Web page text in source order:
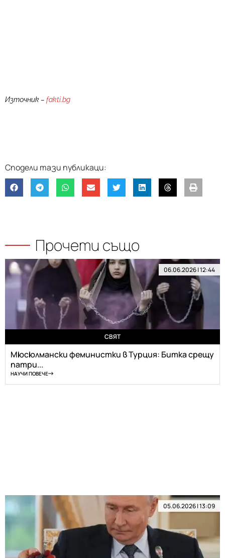
Източник – fakti.bg
Прочети също
06.06.2026 | 12:44
СВЯТ
Мюсюлмански феминистки в Турция: Битка срещу
патри...
НАУЧИ ПОВЕЧЕ
05.06.2026 | 13:09